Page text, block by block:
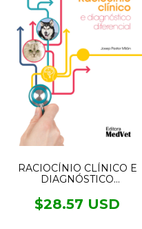
RACIOCÍNIO CLÍNICO E
DIAGNÓSTICO
$28.57 USD